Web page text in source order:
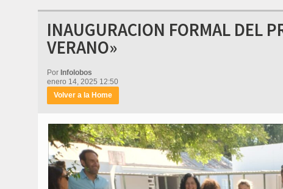
INAUGURACION FORMAL DEL
VERANO»
Por Infolobos
enero 14, 2025 12:50
Volver a la Home